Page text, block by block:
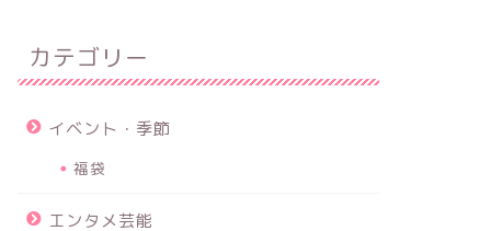
カテゴリー
イベント・季節
福袋
エンタメ芸能